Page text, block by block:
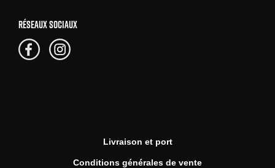
RÉSEAUX SOCIAUX
Livraison et port
Conditions générales de vente